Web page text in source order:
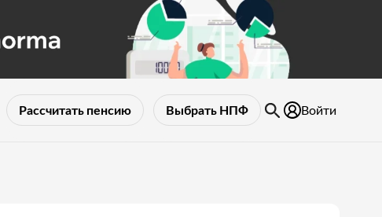
Рассчитать пенсию Выбрать НПФ Войти